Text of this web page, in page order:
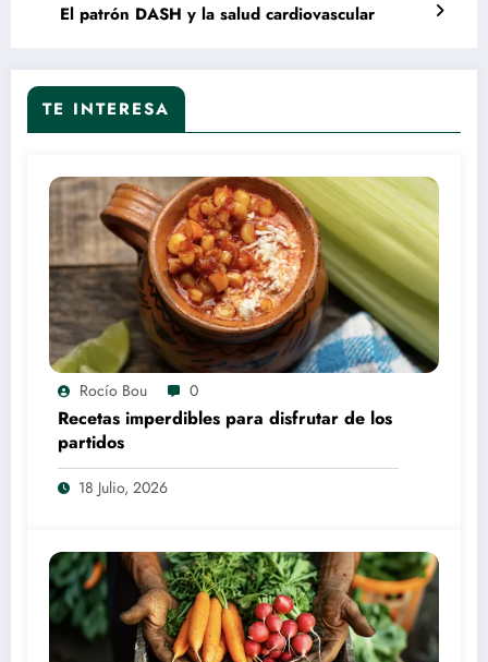
El patrón DASH y la salud cardiovascular
TE INTERESA
Rocío Bou 0
Recetas imperdibles para disfrutar de los
partidos
18 Julio, 2026